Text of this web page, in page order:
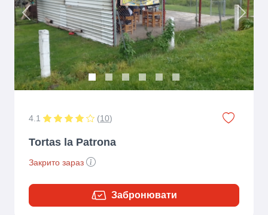
Previous Next
4.1 (10)
Tortas la Patrona
Закрито зараз
Забронювати